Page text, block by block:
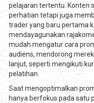
pelajaran tertentu. Konten
perhatian tetapi juga
trader yang baru pertama
mendayagunakan
mudah mengatur cara
audiens, mendorong
lanjut, seperti mengikuti
pelatihan.
Saat mengoptimalkan
hanya berfokus pada satu